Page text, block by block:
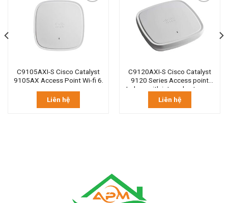
C9105AXI-S Cisco Catalyst
9105AX Access Point Wi-fi 6.
Liên hệ
C9120AXI-S Cisco Catalyst
9120 Series Access point
Indoor with internal antennas
Liên hệ